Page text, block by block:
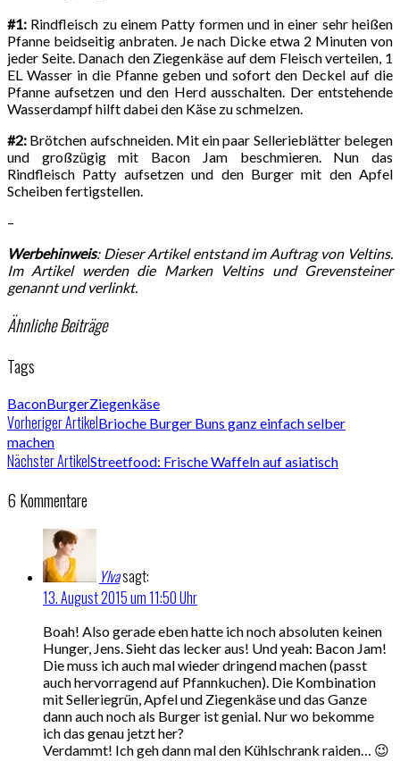
#1: Rindfleisch zu einem Patty formen und in einer sehr heißen
Pfanne beidseitig anbraten. Je nach Dicke etwa 2 Minuten von
jeder Seite. Danach den Ziegenkäse auf dem Fleisch verteilen, 1
EL Wasser in die Pfanne geben und sofort den Deckel auf die
Pfanne aufsetzen und den Herd ausschalten. Der entstehende
Wasserdampf hilft dabei den Käse zu schmelzen.
#2: Brötchen aufschneiden. Mit ein paar Sellerieblätter belegen
und großzügig mit Bacon Jam beschmieren. Nun das
Rindfleisch Patty aufsetzen und den Burger mit den Apfel
Scheiben fertigstellen.
–
Werbehinweis: Dieser Artikel entstand im Auftrag von Veltins.
Im Artikel werden die Marken Veltins und Grevensteiner
genannt und verlinkt.
Ähnliche Beiträge
Tags
BaconBurgerZiegenkäse
Vorheriger ArtikelBrioche Burger Buns ganz einfach selber
machen
Nächster ArtikelStreetfood: Frische Waffeln auf asiatisch
6 Kommentare
Ylvasagt:
13. August 2015 um 11:50 Uhr
Boah! Also gerade eben hatte ich noch absoluten keinen
Hunger, Jens. Sieht das lecker aus! Und yeah: Bacon Jam!
Die muss ich auch mal wieder dringend machen (passt
auch hervorragend auf Pfannkuchen). Die Kombination
mit Selleriegrün, Apfel und Ziegenkäse und das Ganze
dann auch noch als Burger ist genial. Nur wo bekomme
ich das genau jetzt her?
Verdammt! Ich geh dann mal den Kühlschrank raiden… 😉